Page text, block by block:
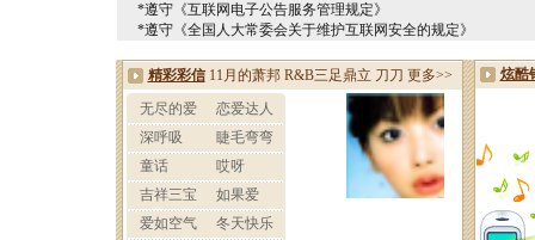
*遵守《互联网电子公告服务管理规定》
*遵守《全国人大常委会关于维护互联网安全的规定》